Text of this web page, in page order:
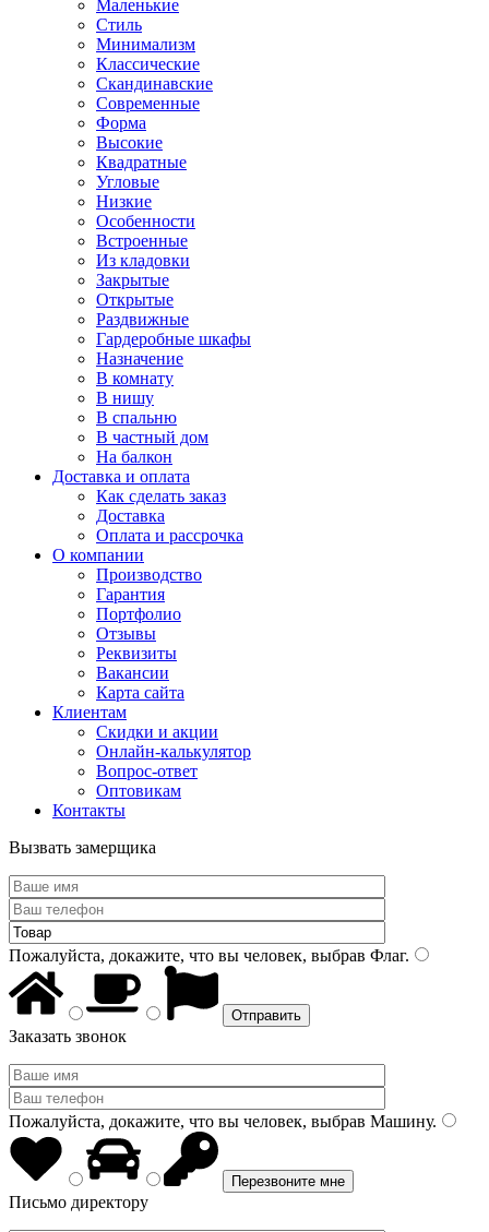
Маленькие
Стиль
Минимализм
Классические
Скандинавские
Современные
Форма
Высокие
Квадратные
Угловые
Низкие
Особенности
Встроенные
Из кладовки
Закрытые
Открытые
Раздвижные
Гардеробные шкафы
Назначение
В комнату
В нишу
В спальню
В частный дом
На балкон
Доставка и оплата
Как сделать заказ
Доставка
Оплата и рассрочка
О компании
Производство
Гарантия
Портфолио
Отзывы
Реквизиты
Вакансии
Карта сайта
Клиентам
Скидки и акции
Онлайн-калькулятор
Вопрос-ответ
Оптовикам
Контакты
Вызвать замерщика
Пожалуйста, докажите, что вы человек, выбрав Флаг.
Заказать звонок
Пожалуйста, докажите, что вы человек, выбрав Машину.
Письмо директору